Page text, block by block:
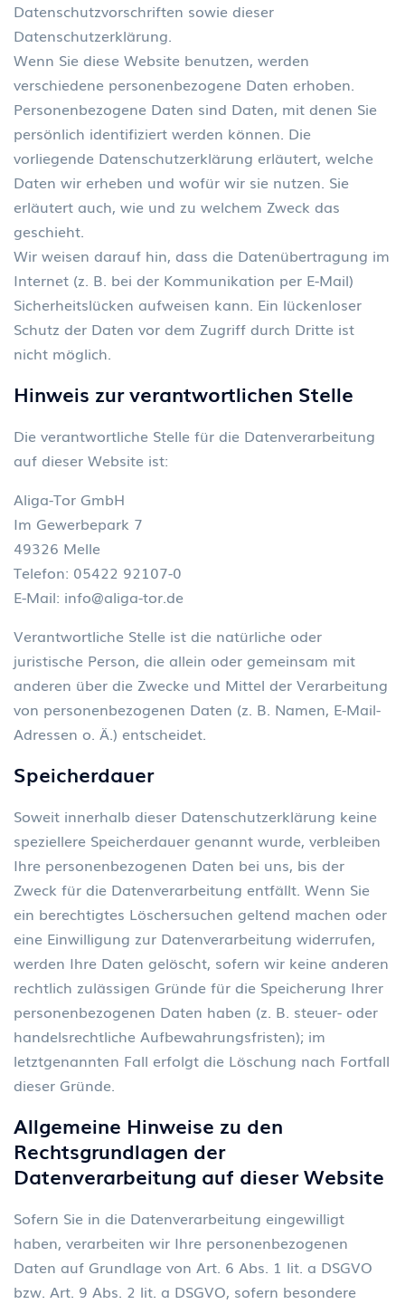
Datenschutzvorschriften sowie dieser
Datenschutzerklärung.
Wenn Sie diese Website benutzen, werden
verschiedene personenbezogene Daten erhoben.
Personenbezogene Daten sind Daten, mit denen Sie
persönlich identifiziert werden können. Die
vorliegende Datenschutzerklärung erläutert, welche
Daten wir erheben und wofür wir sie nutzen. Sie
erläutert auch, wie und zu welchem Zweck das
geschieht.
Wir weisen darauf hin, dass die Datenübertragung im
Internet (z. B. bei der Kommunikation per E-Mail)
Sicherheitslücken aufweisen kann. Ein lückenloser
Schutz der Daten vor dem Zugriff durch Dritte ist
nicht möglich.
Hinweis zur verantwortlichen Stelle
Die verantwortliche Stelle für die Datenverarbeitung
auf dieser Website ist:
Aliga-Tor GmbH
Im Gewerbepark 7
49326 Melle
Telefon: 05422 92107-0
E-Mail: info@aliga-tor.de
Verantwortliche Stelle ist die natürliche oder
juristische Person, die allein oder gemeinsam mit
anderen über die Zwecke und Mittel der Verarbeitung
von personenbezogenen Daten (z. B. Namen, E-Mail-
Adressen o. Ä.) entscheidet.
Speicherdauer
Soweit innerhalb dieser Datenschutzerklärung keine
speziellere Speicherdauer genannt wurde, verbleiben
Ihre personenbezogenen Daten bei uns, bis der
Zweck für die Datenverarbeitung entfällt. Wenn Sie
ein berechtigtes Löschersuchen geltend machen oder
eine Einwilligung zur Datenverarbeitung widerrufen,
werden Ihre Daten gelöscht, sofern wir keine anderen
rechtlich zulässigen Gründe für die Speicherung Ihrer
personenbezogenen Daten haben (z. B. steuer- oder
handelsrechtliche Aufbewahrungsfristen); im
letztgenannten Fall erfolgt die Löschung nach Fortfall
dieser Gründe.
Allgemeine Hinweise zu den
Rechtsgrundlagen der
Datenverarbeitung auf dieser Website
Sofern Sie in die Datenverarbeitung eingewilligt
haben, verarbeiten wir Ihre personenbezogenen
Daten auf Grundlage von Art. 6 Abs. 1 lit. a DSGVO
bzw. Art. 9 Abs. 2 lit. a DSGVO, sofern besondere